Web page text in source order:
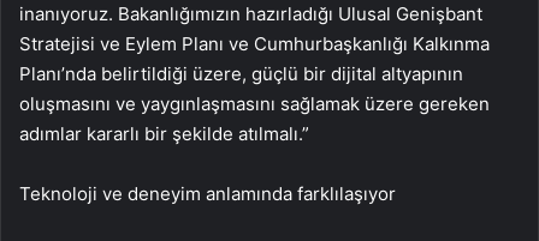
inanıyoruz. Bakanlığımızın hazırladığı Ulusal Genişbant
Stratejisi ve Eylem Planı ve Cumhurbaşkanlığı Kalkınma
Planı’nda belirtildiği üzere, güçlü bir dijital altyapının
oluşmasını ve yaygınlaşmasını sağlamak üzere gereken
adımlar kararlı bir şekilde atılmalı.”
Teknoloji ve deneyim anlamında farklılaşıyor